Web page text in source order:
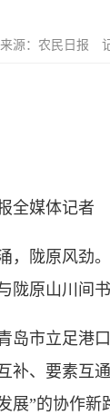
来源：农民日报
媒体记者
陇原风劲。
陇原山川间书
市立足港口
补、要素互
展”的协作新